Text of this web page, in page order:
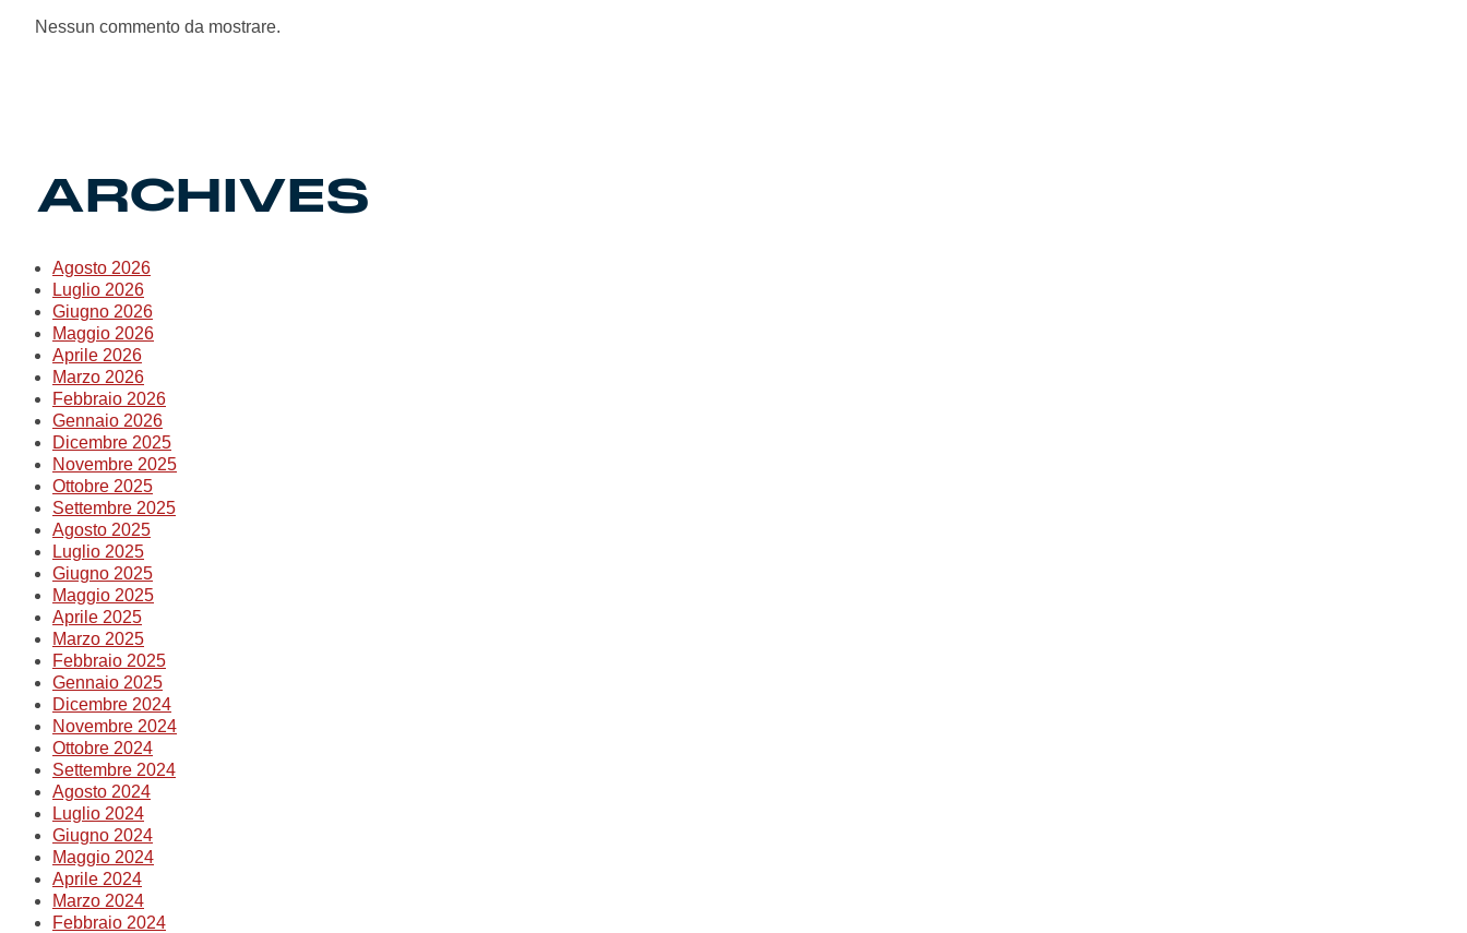
Summer Sale
Party
Helan x Genoa
Isolani x Genoa
Gift Card Online Store
Nessun commento da mostrare.
ARCHIVES
Agosto 2026
Luglio 2026
Giugno 2026
Maggio 2026
Aprile 2026
Marzo 2026
Febbraio 2026
Gennaio 2026
Dicembre 2025
Novembre 2025
Ottobre 2025
Settembre 2025
Agosto 2025
Luglio 2025
Giugno 2025
Maggio 2025
Aprile 2025
Marzo 2025
Febbraio 2025
Gennaio 2025
Dicembre 2024
Novembre 2024
Ottobre 2024
Settembre 2024
Agosto 2024
Luglio 2024
Giugno 2024
Maggio 2024
Aprile 2024
Marzo 2024
Febbraio 2024